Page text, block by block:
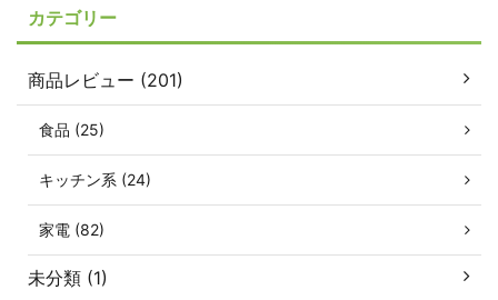
カテゴリー
商品レビュー (201)
食品 (25)
キッチン系 (24)
家電 (82)
未分類 (1)